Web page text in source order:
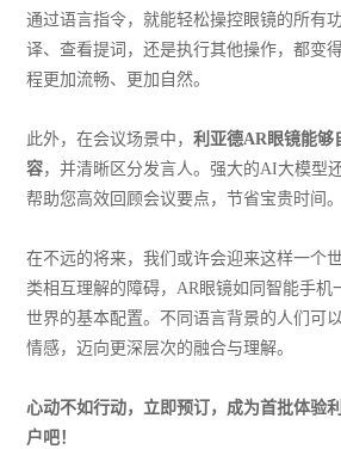
通过语言指令，就能轻松操控眼镜的所有
译、查看提词，还是执行其他操作，都变
程更加流畅、更加自然。
此外，在会议场景中，利亚德AR眼镜能够
容，并清晰区分发言人。强大的AI大模型
帮助您高效回顾会议要点，节省宝贵时间。
在不远的将来，我们或许会迎来这样一个
类相互理解的障碍，AR眼镜如同智能手机
世界的基本配置。不同语言背景的人们可
情感，迈向更深层次的融合与理解。
心动不如行动， 立即预订，成为首批体验
户吧！